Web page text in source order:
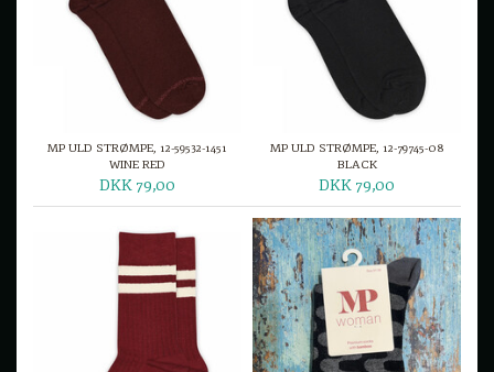
MP ULD STRØMPE, 12-59532-1451
WINE RED
DKK 79,00
MP ULD STRØMPE, 12-79745-08
BLACK
DKK 79,00